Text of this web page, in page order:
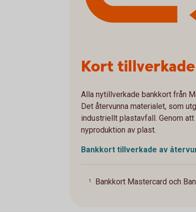
Kort
Alla nytillverkade bankkort från
Det återvunna materialet, som
industriellt plastavfall. Genom
nyproduktion av plast.
Bankkort tillverkade av
1 Bankkort Mastercard och